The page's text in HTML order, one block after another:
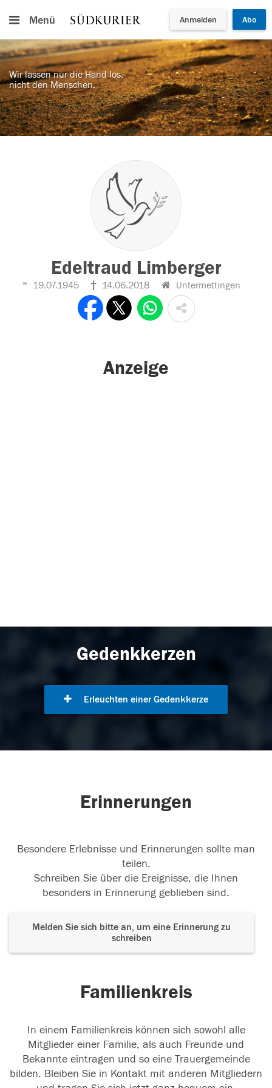
Menü Anmelden Abo
Wir lassen nur die Hand los,
nicht den Menschen.
Edeltraud Limberger
19.07.1945 14.06.2018 Untermettingen
Anzeige
Gedenkkerzen
Erleuchten einer Gedenkkerze
Erinnerungen
Besondere Erlebnisse und Erinnerungen sollte man
teilen.
Schreiben Sie über die Ereignisse, die Ihnen
besonders in Erinnerung geblieben sind.
Melden Sie sich bitte an, um eine Erinnerung zu
schreiben
Familienkreis
In einem Familienkreis können sich sowohl alle
Mitglieder einer Familie, als auch Freunde und
Bekannte eintragen und so eine Trauergemeinde
bilden. Bleiben Sie in Kontakt mit anderen Mitgliedern